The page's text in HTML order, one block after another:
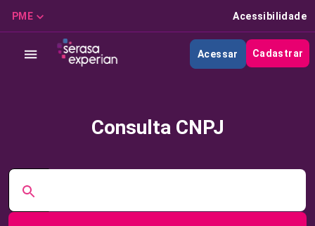
PME Acessibilidade
Acessar Cadastrar
Consulta CNPJ